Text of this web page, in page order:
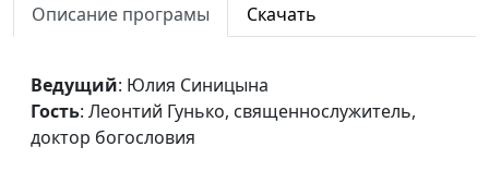
Юлия Синицына,
доктор богословия
Описание програмы Скачать
Ведущий: Юлия Синицына
Гость: Леонтий Гунько, священнослужитель,
доктор богословия